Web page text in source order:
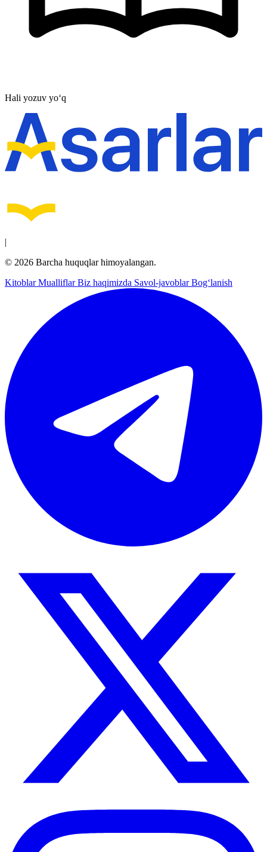
Hali yozuv yo‘q
|
© 2026 Barcha huquqlar himoyalangan.
KitoblarMualliflarBiz haqimizda Savol-javoblarBog‘lanish